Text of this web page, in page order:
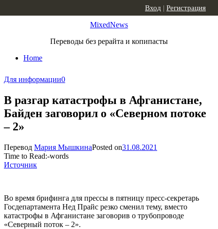
MixedNews
Переводы без рерайта и копипасты
Home
Вход | Регистрация
Для информации0
В разгар катастрофы в Афганистане,
Байден заговорил о «Северном потоке
– 2»
Перевод Мария МышкинаPosted on31.08.2021
Time to Read:-words
Источник
Во время брифинга для прессы в пятницу пресс-секретарь
Госдепартамента Нед Прайс резко сменил тему, вместо
катастрофы в Афганистане заговорив о трубопроводе
«Северный поток – 2».